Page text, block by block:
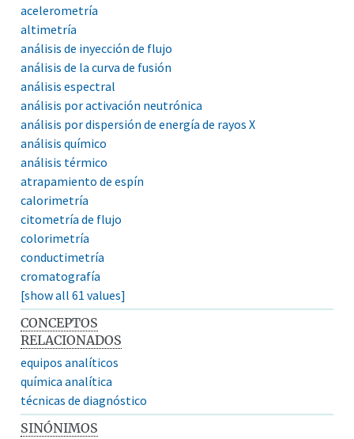
acelerometría
altimetría
análisis de inyección de flujo
análisis de la curva de fusión
análisis espectral
análisis por activación neutrónica
análisis por dispersión de energía de rayos X
análisis químico
análisis térmico
atrapamiento de espín
calorimetría
citometría de flujo
colorimetría
conductimetría
cromatografía
[show all 61 values]
CONCEPTOS
RELACIONADOS
equipos analíticos
química analítica
técnicas de diagnóstico
SINÓNIMOS